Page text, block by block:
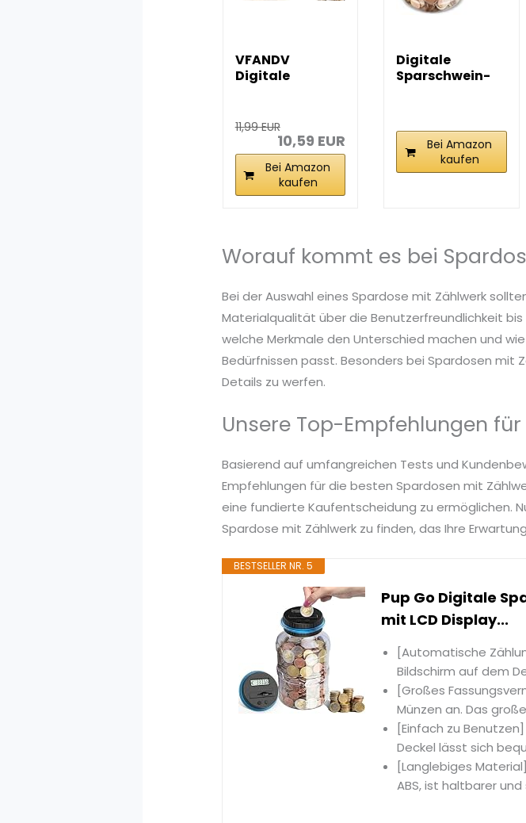
VFANDV
Digitale
11,99 EUR
10,59 EUR
Bei Amazon
kaufen
Digitale
Sparschwein-
Bei Amazon
kaufen
Worauf kommt es bei
Bei der Auswahl eines Spardose mit Zählwerk
Materialqualität über die Benutzerfreundlichkeit bis
welche Merkmale den Unterschied machen und
Bedürfnissen passt. Besonders bei Spardosen mit
Details zu werfen.
Unsere Top-Empfehlungen
Basierend auf umfangreichen Tests und
Empfehlungen für die besten Spardosen mit
eine fundierte Kaufentscheidung zu ermöglichen.
Spardose mit Zählwerk zu finden, das Ihre
BESTSELLER NR. 5
Pup Go Digitale
mit LCD Display...
[Automatische
Bildschirm auf dem
[Großes
Münzen an. Das
[Einfach zu
Deckel lässt sich
[Langlebiges
ABS, ist haltbarer und